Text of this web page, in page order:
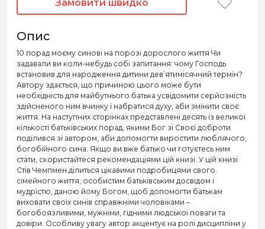
Замовити швидко
Опис
10 порад моєму синові на порозі дорослого життя Чи
задавали ви коли-небудь собі запитання: чому Господь
встановив для народження дитини дев’ятимісячний термін?
Автору здається, що причиною цього може бути
необхідність для майбутнього батька усвідомити серйозність
здійсненого ним вчинку і набратися духу, аби змінити своє
життя. На наступних сторінках представлені десять із великої
кількості батьківських порад, якими Бог зі Своєї доброти
поділився зі автором, аби допомогти виростити люблячого,
богобійного сина. Якщо ви вже батько чи готуєтесь ним
стати, скористайтеся рекомендаціями цій книзі. У цій книзі
Стів Чемпмен ділиться цікавими подробицями свого
сімейного життя, особистим батьківським досвідом і
мудрістю, даною йому Богом, щоб допомогти батькам
виховати своїх синів справжніми чоловіками –
богобоязливими, мужніми, гідними людської поваги та
довіри. Особливу увагу автор акцентує на ролі дисципліни у